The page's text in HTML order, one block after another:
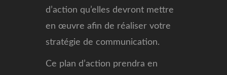
d’action qu’elles devront mettre
en œuvre afin de réaliser votre
stratégie de communication.
Ce plan d’action prendra en